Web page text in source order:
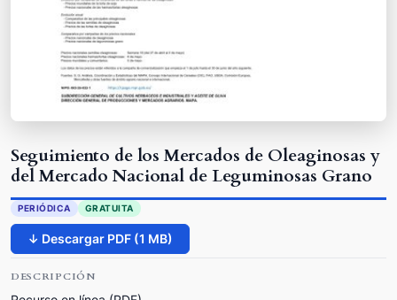
Seguimiento de los Mercados de Oleaginosas y
del Mercado Nacional de Leguminosas Grano
PERIÓDICA GRATUITA
↓ Descargar PDF (1 MB)
DESCRIPCIÓN